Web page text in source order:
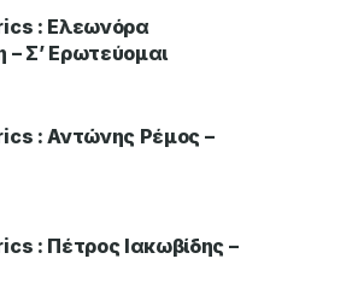
: Ελεωνόρα
– Σ’ Ερωτεύομαι
: Αντώνης Ρέμος –
: Πέτρος Ιακωβίδης –